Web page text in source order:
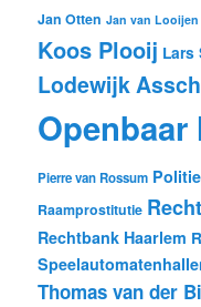
Jan Otten Jan van Looijen
Koos Plooij Lars
Lodewijk
Pierre van Rossum Politie
Raamprostitutie
Rechtbank Haarlem
Thomas van der